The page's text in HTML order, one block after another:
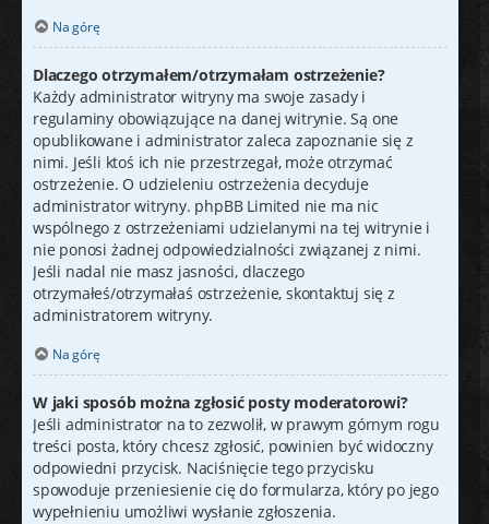
Na górę
Dlaczego otrzymałem/otrzymałam ostrzeżenie?
Każdy administrator witryny ma swoje zasady i
regulaminy obowiązujące na danej witrynie. Są one
opublikowane i administrator zaleca zapoznanie się z
nimi. Jeśli ktoś ich nie przestrzegał, może otrzymać
ostrzeżenie. O udzieleniu ostrzeżenia decyduje
administrator witryny. phpBB Limited nie ma nic
wspólnego z ostrzeżeniami udzielanymi na tej witrynie i
nie ponosi żadnej odpowiedzialności związanej z nimi.
Jeśli nadal nie masz jasności, dlaczego
otrzymałeś/otrzymałaś ostrzeżenie, skontaktuj się z
administratorem witryny.
Na górę
W jaki sposób można zgłosić posty moderatorowi?
Jeśli administrator na to zezwolił, w prawym górnym rogu
treści posta, który chcesz zgłosić, powinien być widoczny
odpowiedni przycisk. Naciśnięcie tego przycisku
spowoduje przeniesienie cię do formularza, który po jego
wypełnieniu umożliwi wysłanie zgłoszenia.